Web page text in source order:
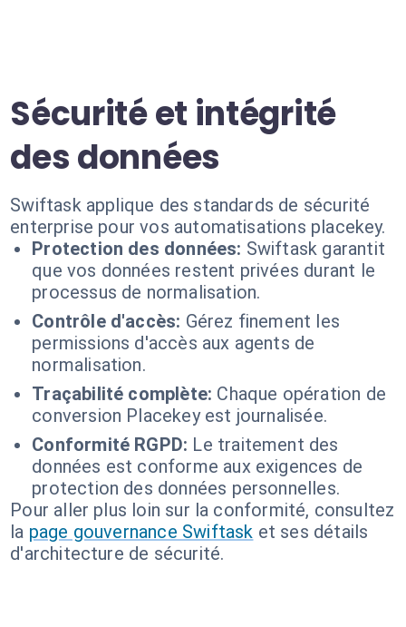
Sécurité et intégrité
des données
Swiftask applique des standards de sécurité
enterprise pour vos automatisations placekey.
Protection des données: Swiftask garantit
que vos données restent privées durant le
processus de normalisation.
Contrôle d'accès: Gérez finement les
permissions d'accès aux agents de
normalisation.
Traçabilité complète: Chaque opération de
conversion Placekey est journalisée.
Conformité RGPD: Le traitement des
données est conforme aux exigences de
protection des données personnelles.
Pour aller plus loin sur la conformité, consultez
la page gouvernance Swiftask et ses détails
d'architecture de sécurité.